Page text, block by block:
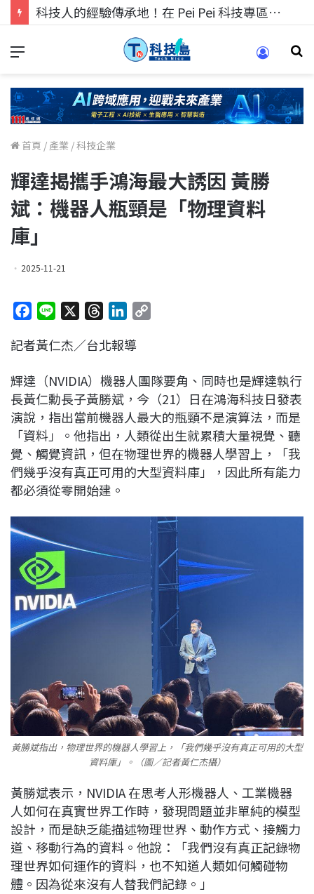
科技人的經驗傳承地！在 Pei Pei 科技專區，與學弟妹交流最硬核的技術
首頁 / 產業 /科技企業
輝達揭攜手鴻海最大誘因 黃勝
斌：機器人瓶頸是「物理資料
庫」
2025-11-21
c
b
o
o
k
n
r
a
d
s
n
e
d
I
n
L
n
k
記者黃仁杰／台北報導
輝達（NVIDIA）機器人團隊要角、同時也是輝達執行
長黃仁勳長子黃勝斌，今（21）日在鴻海科技日發表
演說，指出當前機器人最大的瓶頸不是演算法，而是
「資料」。他指出，人類從出生就累積大量視覺、聽
覺、觸覺資訊，但在物理世界的機器人學習上，「我
們幾乎沒有真正可用的大型資料庫」，因此所有能力
都必須從零開始建。
黃勝斌指出，物理世界的機器人學習上，「我們幾乎沒有真正可用的大型
資料庫」。（圖／記者黃仁杰攝）
黃勝斌表示，NVIDIA 在思考人形機器人、工業機器
人如何在真實世界工作時，發現問題並非單純的模型
設計，而是缺乏能描述物理世界、動作方式、接觸力
道、移動行為的資料。他說：「我們沒有真正記錄物
理世界如何運作的資料，也不知道人類如何觸碰物
體。因為從來沒有人替我們記錄。」